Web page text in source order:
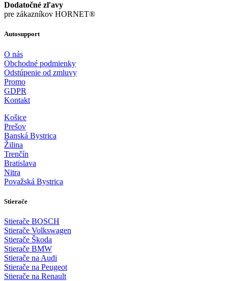
Dodatočné zľavy
pre zákazníkov HORNET®
Autosupport
O nás
Obchodné podmienky
Odstúpenie od zmluvy
Promo
GDPR
Kontakt
Košice
Prešov
Banská Bystrica
Žilina
Trenčín
Bratislava
Nitra
Považská Bystrica
Stierače
Stierače BOSCH
Stierače Volkswagen
Stierače Škoda
Stierače BMW
Stierače na Audi
Stierače na Peugeot
Stierače na Renault